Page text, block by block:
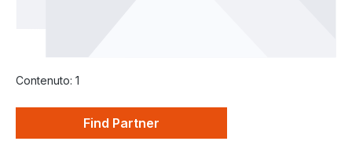
Contenuto: 1
Find Partner